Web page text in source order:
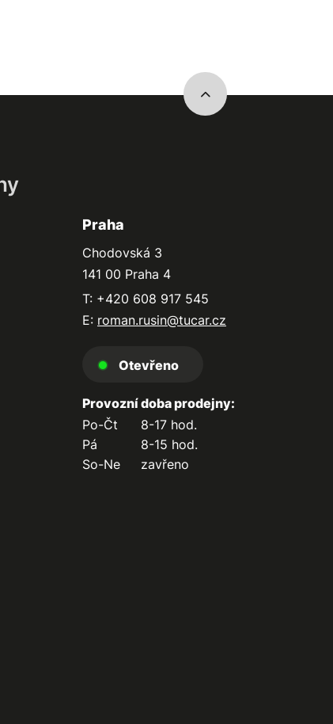
Praha
Chodovská 3
141 00 Praha 4
T: +420 608 917 545
E: roman.rusin@tucar.cz
Otevřeno
Provozní doba prodejny:
Po-Čt
8-17 hod.
Pá
8-15 hod.
So-Ne
zavřeno